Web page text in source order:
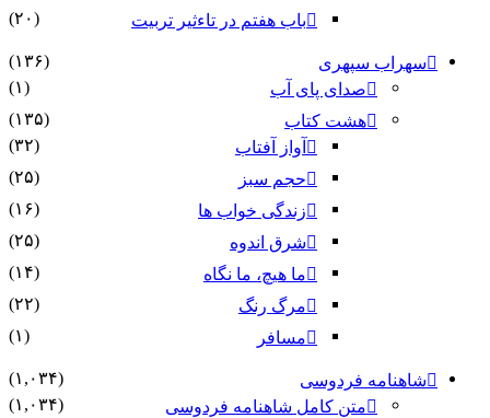
باب هفتم در تاءثیر تربیت
(۲۰)
سهراب سپهری
(۱۳۶)
صدای پای آب
(۱)
هشت کتاب
(۱۳۵)
آواز آفتاب
(۳۲)
حجم سبز
(۲۵)
زندگی خواب ها
(۱۶)
شرق اندوه
(۲۵)
ما هیچ، ما نگاه
(۱۴)
مرگ رنگ
(۲۲)
مسافر
(۱)
شاهنامه فردوسی
(۱,۰۳۴)
متن کامل شاهنامه فردوسی
(۱,۰۳۴)